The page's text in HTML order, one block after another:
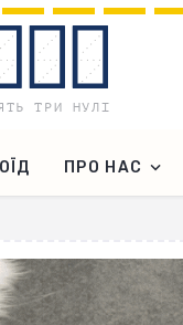
ПРО НАС